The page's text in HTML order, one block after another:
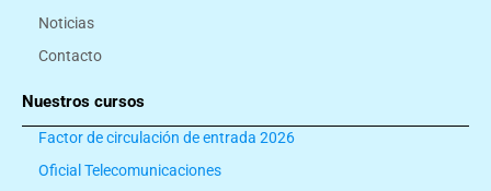
Noticias
Contacto
Nuestros cursos
Factor de circulación de entrada 2026
Oficial Telecomunicaciones